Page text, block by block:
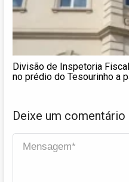
Divisão de Inspetoria
no prédio do Tesourinho a
Deixe um comentário